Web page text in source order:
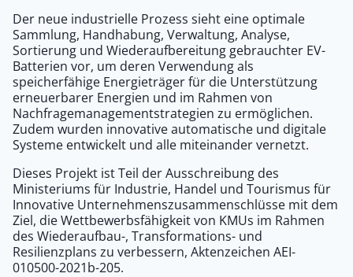
Der neue industrielle Prozess sieht eine optimale
Sammlung, Handhabung, Verwaltung, Analyse,
Sortierung und Wiederaufbereitung gebrauchter EV-
Batterien vor, um deren Verwendung als
speicherfähige Energieträger für die Unterstützung
erneuerbarer Energien und im Rahmen von
Nachfragemanagementstrategien zu ermöglichen.
Zudem wurden innovative automatische und digitale
Systeme entwickelt und alle miteinander vernetzt.
Dieses Projekt ist Teil der Ausschreibung des
Ministeriums für Industrie, Handel und Tourismus für
Innovative Unternehmenszusammenschlüsse mit dem
Ziel, die Wettbewerbsfähigkeit von KMUs im Rahmen
des Wiederaufbau-, Transformations- und
Resilienzplans zu verbessern, Aktenzeichen AEI-
010500-2021b-205.